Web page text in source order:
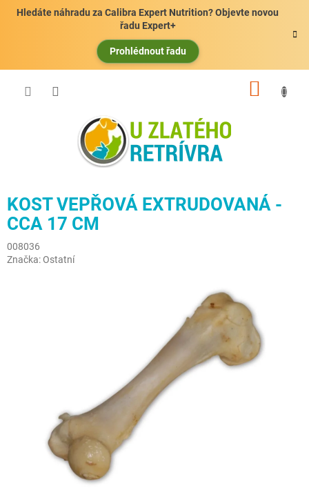
Hledáte náhradu za Calibra Expert Nutrition? Objevte novou
řadu Expert+
Prohlédnout řadu
KOST VEPŘOVÁ EXTRUDOVANÁ -
CCA 17 CM
008036
Značka: Ostatní